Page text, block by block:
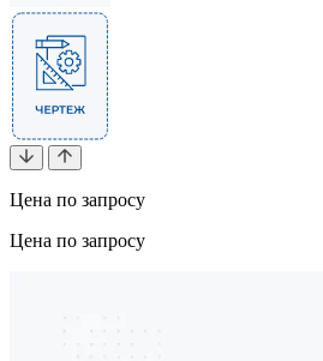
Цена по запросу
Цена по запросу